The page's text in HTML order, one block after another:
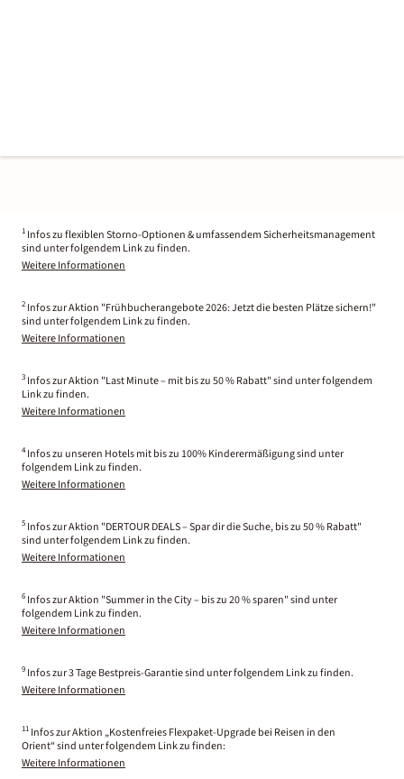
1 Infos zu flexiblen Storno-Optionen & umfassendem Sicherheitsmanagement
sind unter folgendem Link zu finden.
Weitere Informationen
2 Infos zur Aktion "Frühbucherangebote 2026: Jetzt die besten Plätze sichern!"
sind unter folgendem Link zu finden.
Weitere Informationen
3 Infos zur Aktion "Last Minute – mit bis zu 50 % Rabatt" sind unter folgendem
Link zu finden.
Weitere Informationen
4 Infos zu unseren Hotels mit bis zu 100% Kinderermäßigung sind unter
folgendem Link zu finden.
Weitere Informationen
5 Infos zur Aktion "DERTOUR DEALS – Spar dir die Suche, bis zu 50 % Rabatt"
sind unter folgendem Link zu finden.
Weitere Informationen
6 Infos zur Aktion "Summer in the City – bis zu 20 % sparen" sind unter
folgendem Link zu finden.
Weitere Informationen
9 Infos zur 3 Tage Bestpreis-Garantie sind unter folgendem Link zu finden.
Weitere Informationen
11 Infos zur Aktion „Kostenfreies Flexpaket-Upgrade bei Reisen in den
Orient“ sind unter folgendem Link zu finden:
Weitere Informationen